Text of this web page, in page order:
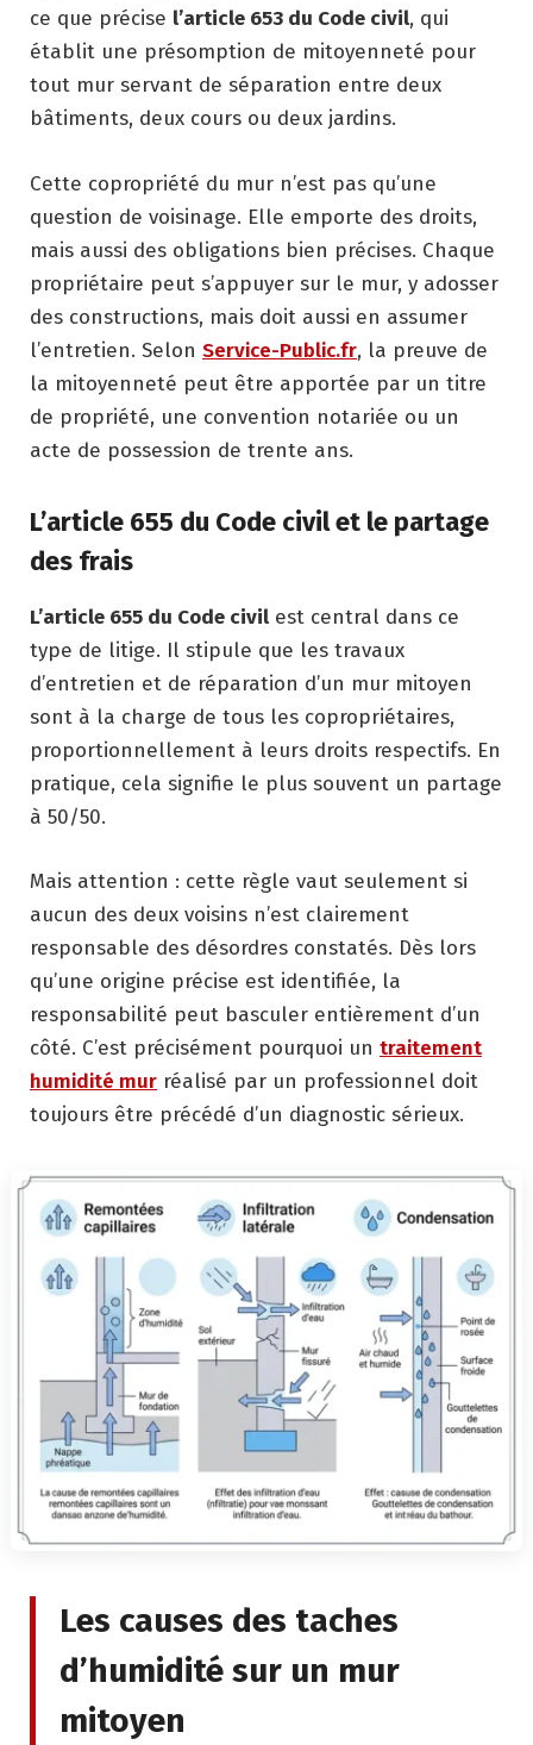
ce que précise l’article 653 du Code civil, qui
établit une présomption de mitoyenneté pour
tout mur servant de séparation entre deux
bâtiments, deux cours ou deux jardins.
Cette copropriété du mur n’est pas qu’une
question de voisinage. Elle emporte des droits,
mais aussi des obligations bien précises. Chaque
propriétaire peut s’appuyer sur le mur, y adosser
des constructions, mais doit aussi en assumer
l’entretien. Selon Service-Public.fr, la preuve de
la mitoyenneté peut être apportée par un titre
de propriété, une convention notariée ou un
acte de possession de trente ans.
L’article 655 du Code civil et le partage
des frais
L’article 655 du Code civil est central dans ce
type de litige. Il stipule que les travaux
d’entretien et de réparation d’un mur mitoyen
sont à la charge de tous les copropriétaires,
proportionnellement à leurs droits respectifs. En
pratique, cela signifie le plus souvent un partage
à 50/50.
Mais attention : cette règle vaut seulement si
aucun des deux voisins n’est clairement
responsable des désordres constatés. Dès lors
qu’une origine précise est identifiée, la
responsabilité peut basculer entièrement d’un
côté. C’est précisément pourquoi un traitement
humidité mur réalisé par un professionnel doit
toujours être précédé d’un diagnostic sérieux.
Les causes des taches
d’humidité sur un mur
mitoyen